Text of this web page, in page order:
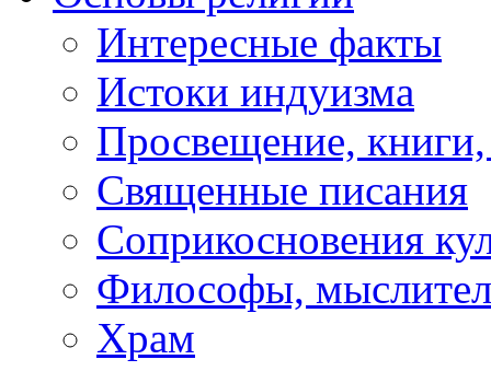
Интересные факты
Истоки индуизма
Просвещение, книги,
Священные писания
Соприкосновения
Философы,
Храм